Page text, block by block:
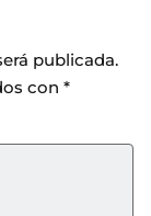
publicada.
con *